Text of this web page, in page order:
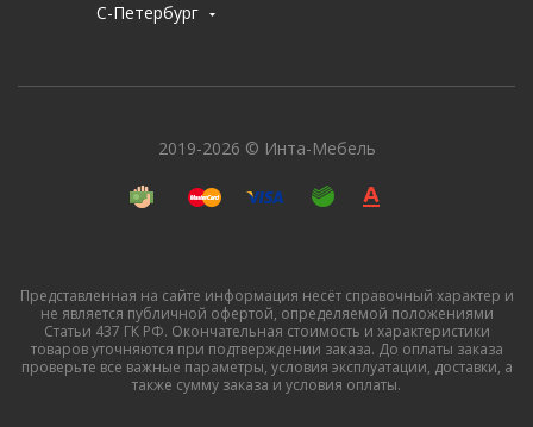
С-Петербург
2019-2026 © Инта-Мебель
Представленная на сайте информация несёт справочный характер и
не является публичной офертой, определяемой положениями
Статьи 437 ГК РФ. Окончательная стоимость и характеристики
товаров уточняются при подтверждении заказа. До оплаты заказа
проверьте все важные параметры, условия эксплуатации, доставки, а
также сумму заказа и условия оплаты.